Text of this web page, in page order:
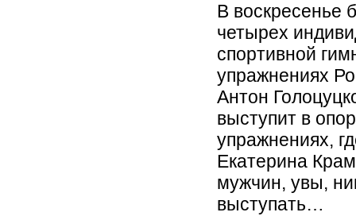
В воскресенье
четырех
спортивной
упражнениях
Антон
выступит в
упражнениях,
Екатерина
мужчин, увы,
выступать…